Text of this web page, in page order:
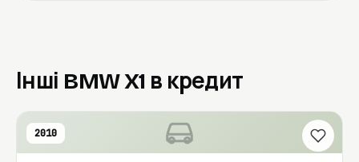
Інші BMW X1 в кредит
2010